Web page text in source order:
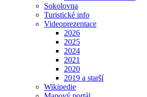
Sokolovna
Turistické info
Videoprezentace
2026
2025
2024
2021
2020
2019 a starší
Wikipedie